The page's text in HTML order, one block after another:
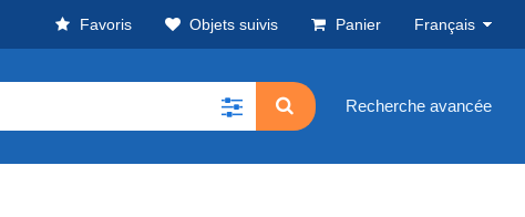
Favoris Objets suivis Panier Français
Recherche avancée